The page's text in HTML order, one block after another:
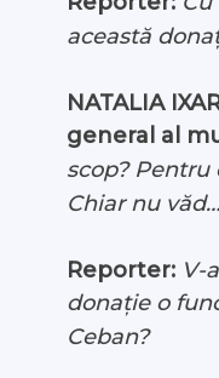
această
NATALIA
general al
scop? Pentru
Chiar nu văd…
Reporter: V-
donație o
Ceban?